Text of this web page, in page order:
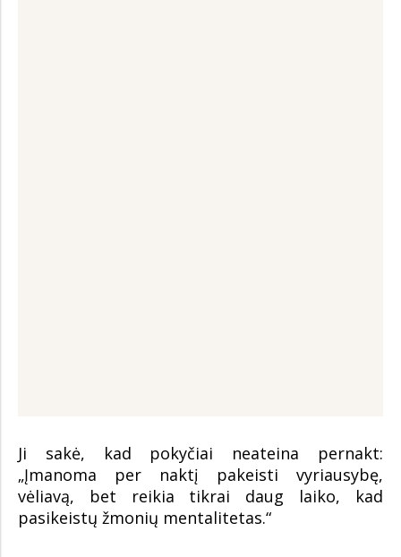
Ji sakė, kad pokyčiai neateina pernakt:
„Įmanoma per naktį pakeisti vyriausybę,
vėliavą, bet reikia tikrai daug laiko, kad
pasikeistų žmonių mentalitetas.“